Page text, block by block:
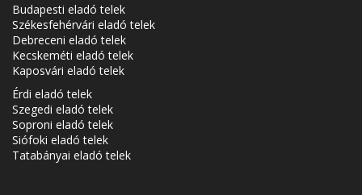
Budapesti eladó telek
Székesfehérvári eladó telek
Debreceni eladó telek
Kecskeméti eladó telek
Kaposvári eladó telek
Érdi eladó telek
Szegedi eladó telek
Soproni eladó telek
Siófoki eladó telek
Tatabányai eladó telek